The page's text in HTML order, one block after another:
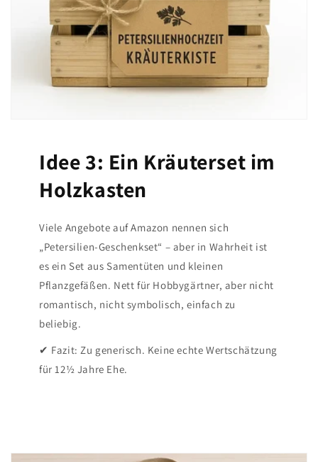
Idee 3: Ein Kräuterset im
Holzkasten
Viele Angebote auf Amazon nennen sich
„Petersilien-Geschenkset“ – aber in Wahrheit ist
es ein Set aus Samentüten und kleinen
Pflanzgefäßen. Nett für Hobbygärtner, aber nicht
romantisch, nicht symbolisch, einfach zu
beliebig.
✔ Fazit: Zu generisch. Keine echte Wertschätzung
für 12½ Jahre Ehe.